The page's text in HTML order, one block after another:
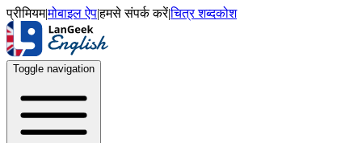
प्रीमियम|मोबाइल ऐप|हमसे संपर्क करें|चित्र शब्दकोश
Toggle navigation